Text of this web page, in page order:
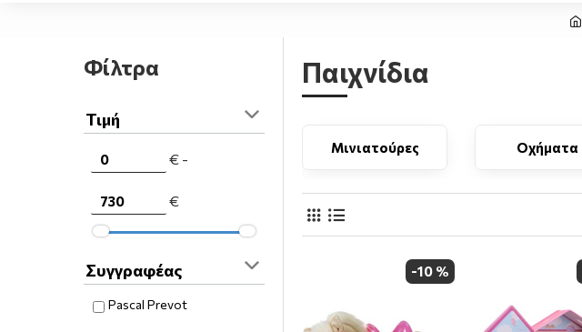
Φίλτρα
Τιμή
€ -
€
Συγγραφέας
Pascal Prevot
Παιχνίδια
Μινιατούρες Οχήματα
-10 %